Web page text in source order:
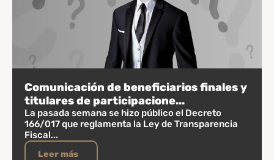
Comunicación de beneficiarios finales y
titulares de participacione...
La pasada semana se hizo público el Decreto
166/017 que reglamenta la Ley de Transparencia
Fiscal...
Leer más